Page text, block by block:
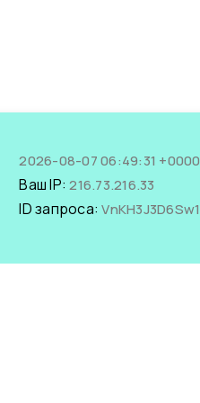
2026-08-07 06:49:31 +0000
Ваш IP:216.73.216.33
ID запроса:VnKH3J3D6Sw1